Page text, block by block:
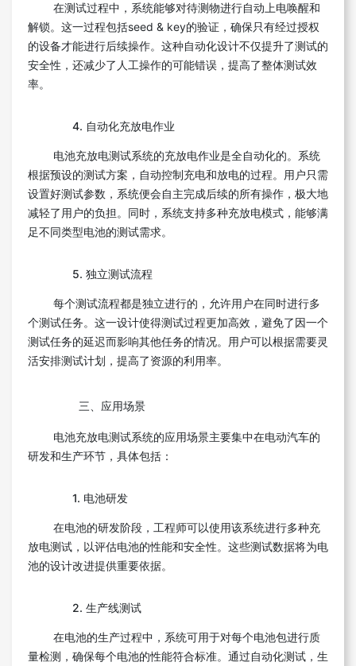
在测试过程中，系统能够对待测物进行自动上电唤醒和
解锁。这一过程包括seed & key的验证，确保只有经过授权
的设备才能进行后续操作。这种自动化设计不仅提升了测试的
安全性，还减少了人工操作的可能错误，提高了整体测试效
率。
4. 自动化充放电作业
电池充放电测试系统的充放电作业是全自动化的。系统
根据预设的测试方案，自动控制充电和放电的过程。用户只需
设置好测试参数，系统便会自主完成后续的所有操作，极大地
减轻了用户的负担。同时，系统支持多种充放电模式，能够满
足不同类型电池的测试需求。
5. 独立测试流程
每个测试流程都是独立进行的，允许用户在同时进行多
个测试任务。这一设计使得测试过程更加高效，避免了因一个
测试任务的延迟而影响其他任务的情况。用户可以根据需要灵
活安排测试计划，提高了资源的利用率。
三、应用场景
电池充放电测试系统的应用场景主要集中在电动汽车的
研发和生产环节，具体包括：
1. 电池研发
在电池的研发阶段，工程师可以使用该系统进行多种充
放电测试，以评估电池的性能和安全性。这些测试数据将为电
池的设计改进提供重要依据。
2. 生产线测试
在电池的生产过程中，系统可用于对每个电池包进行质
量检测，确保每个电池的性能符合标准。通过自动化测试，生